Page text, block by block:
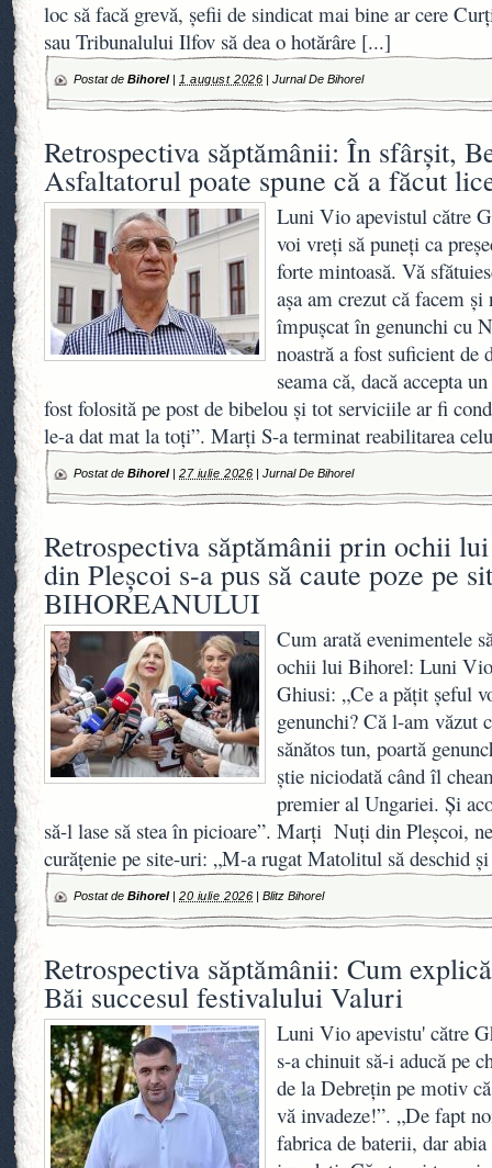
loc să facă grevă, șefii de sindicat mai bine ar cere
sau Tribunalului Ilfov să dea o hotărâre [...]
Postat de Bihorel| 1 august 2026 |Jurnal De Bihorel
Retrospectiva săptămânii: În sfârșit,
Asfaltatorul poate spune că a făcut
Luni Vio apevistul către
voi vreți să puneți ca
forte mintoasă. Vă
așa am crezut că facem
împușcat în genunchi cu
noastră a fost suficient de
seama că, dacă accepta
fost folosită pe post de bibelou și tot serviciile ar fi
le-a dat mat la toți”. Marți S-a terminat reabilitarea
Postat de Bihorel| 27 iulie 2026 |Jurnal De Bihorel
Retrospectiva săptămânii prin ochii
din Pleșcoi s-a pus să caute poze pe
BIHOREANULUI
Cum arată evenimentele
ochii lui Bihorel: Luni
Ghiusi: „Ce a pățit șeful
genunchi? Că l-am văzut
sănătos tun, poartă
știe niciodată când îl
premier al Ungariei. Și
să-l lase să stea în picioare”. Marți Nuți din Pleșcoi,
curățenie pe site-uri: „M-a rugat Matolitul să deschid
Postat de Bihorel| 20 iulie 2026 |Blitz Bihorel
Retrospectiva săptămânii: Cum
Băi succesul festivalului Valuri
Luni Vio apevistu' către
s-a chinuit să-i aducă pe
de la Debrețin pe motiv
vă invadeze!”. „De fapt
fabrica de baterii, dar